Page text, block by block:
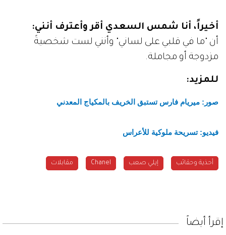
أخيراً، أنا شمس السعدي أقر وأعترف أنني:
أن "ما في قلبي على لساني" وأنني لست شخصيةً
مزدوجة أو مجاملة.
للمزيد:
صور: ميريام فارس تستبق الخريف بالمكياج المعدني
فيديو: تسريحة ملوكية للأعراس
أحذية وحقائب إيلي صعب Chanel مقابلات
إقرأ أيضاً